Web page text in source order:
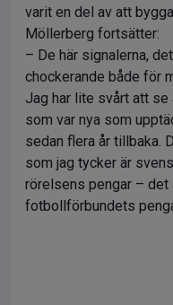
varit en del av att
Möllerberg fortsätter:
– De här signalerna,
chockerande både för
Jag har lite svårt att
som var nya som
sedan flera år tillbaka.
som jag tycker är
rörelsens pengar – det
fotbollförbundets